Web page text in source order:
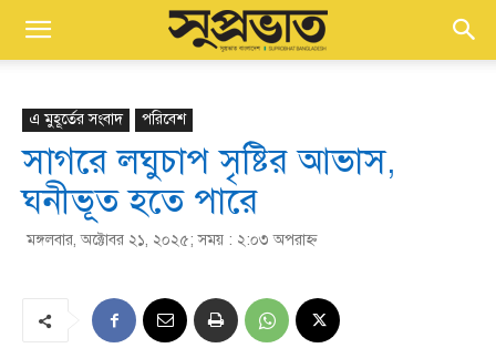
এ মুহূর্তের সংবাদ পরিবেশ
সাগরে লঘুচাপ সৃষ্টির আভাস,
ঘনীভূত হতে পারে
মঙ্গলবার, অক্টোবর ২১, ২০২৫; সময় : ২:০৩ অপরাহ্ণ